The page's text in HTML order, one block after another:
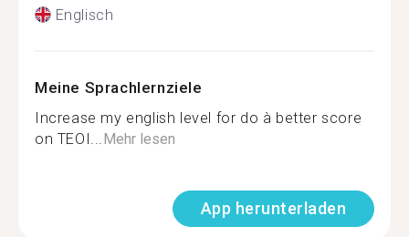
Englisch
Meine Sprachlernziele
Increase my english level for do à better score
on TEOI... Mehr lesen
App herunterladen